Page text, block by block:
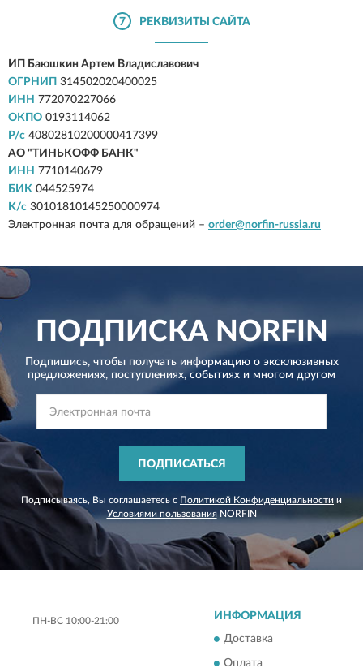
7 РЕКВИЗИТЫ САЙТА
ИП Баюшкин Артем Владиславович
ОГРНИП 314502020400025
ИНН 772070227066
ОКПО 0193114062
Р/с 40802810200000417399
АО "ТИНЬКОФФ БАНК"
ИНН 7710140679
БИК 044525974
К/с 30101810145250000974
Электронная почта для обращений – order@norfin-russia.ru
ПОДПИСКАNORFIN
Подпишись, чтобы получать информацию о эксклюзивных
предложениях, поступлениях, событиях и многом другом
ПОДПИСАТЬСЯ
Подписываясь, Вы соглашаетесь с Политикой Конфиденциальности и
Условиями пользованияNORFIN
ПН-ВС 10:00-21:00 ИНФОРМАЦИЯ
Доставка
Оплата